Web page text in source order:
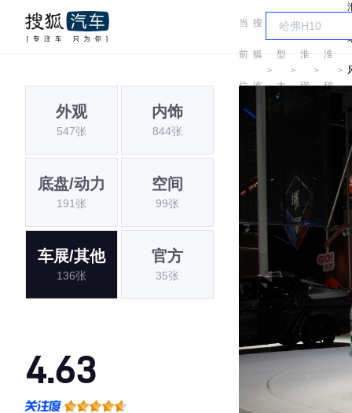
当
前
位
置:
搜
狐
汽
车
＞
车
型
大
＞
江
淮
瑞
＞
淮
瑞
＞
外观
547张
内饰
844张
底盘/动力
191张
空间
99张
车展/其他
136张
官方
35张
4.63